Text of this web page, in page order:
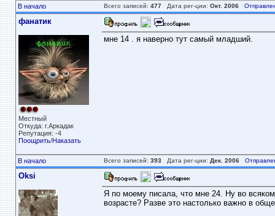
В начало Всего записей: 477Дата рег-ции: Окт. 2006
фанатик
Местный
Откуда: г.Аркадак
Репутация: -4
Поощрить/Наказать
мне 14 . я наверно тут самый младший.
В начало Всего записей: 393Дата рег-ции: Дек. 2006
Oksi
Я по моему писала, что мне 24. Ну во
возрасте? Разве это настолько важно в